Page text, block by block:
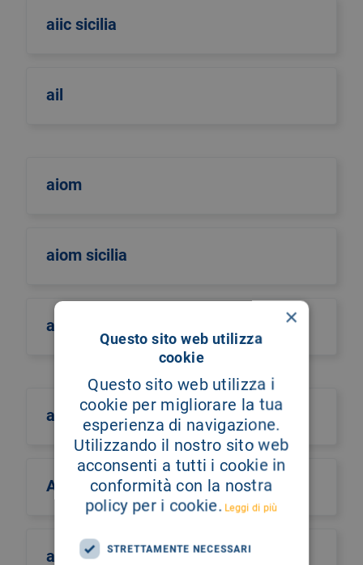
aiic sicilia
ail
aiom
aiom sicilia
airo
aism
Aismac
aiutiamo il burundi
×
Questo sito web utilizza
cookie
Questo sito web utilizza i
cookie per migliorare la tua
esperienza di navigazione.
Utilizzando il nostro sito web
acconsenti a tutti i cookie in
conformità con la nostra
policy per i cookie. Leggi di più
STRETTAMENTE NECESSARI